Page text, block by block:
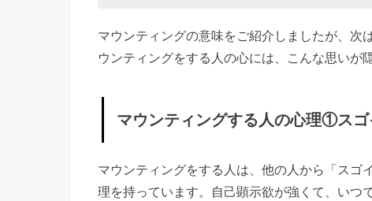
で
い
い
マ
ウ
マウンティングの意味をご紹介しましたが、次
ウンティングをする人の心には、こんな思いが
マウンティングする人の心理①ス
マウンティングをする人は、他の人から「スゴ
理を持っています。自己顕示欲が強くて、いつ